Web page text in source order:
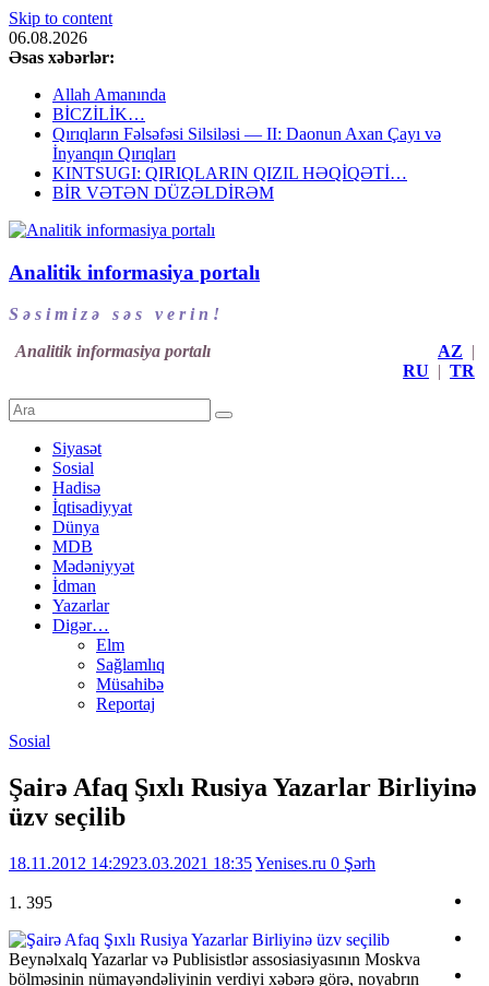
Skip to content
06.08.2026
Əsas xəbərlər:
Allah Amanında
BİCZİLİK…
Qırıqların Fəlsəfəsi Silsiləsi — II: Daonun Axan Çayı və
İnyanqın Qırıqları
KINTSUGI: QIRIQLARIN QIZIL HƏQİQƏTİ…
BİR VƏTƏN DÜZƏLDİRƏM
Analitik informasiya portalı
S ə s i m i z ə s ə s v e r i n !
Analitik informasiya portalı
AZ |
RU | TR
Siyasət
Sosial
Hadisə
İqtisadiyyat
Dünya
MDB
Mədəniyyət
İdman
Yazarlar
Digər…
Elm
Sağlamlıq
Müsahibə
Reportaj
Sosial
Şairə Afaq Şıxlı Rusiya Yazarlar Birliyinə
üzv seçilib
18.11.2012 14:2923.03.2021 18:35Yenises.ru 0 Şərh
1. 395
Beynəlxalq Yazarlar və Publisistlər assosiasiyasının Moskva
bölməsinin nümayəndəliyinin verdiyi xəbərə görə, noyabrın